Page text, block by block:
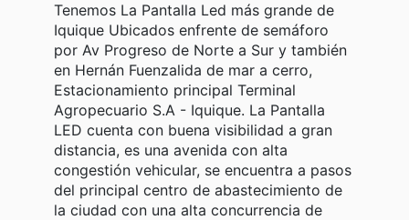
Tenemos La Pantalla Led más grande de
Iquique Ubicados enfrente de semáforo
por Av Progreso de Norte a Sur y también
en Hernán Fuenzalida de mar a cerro,
Estacionamiento principal Terminal
Agropecuario S.A - Iquique. La Pantalla
LED cuenta con buena visibilidad a gran
distancia, es una avenida con alta
congestión vehicular, se encuentra a pasos
del principal centro de abastecimiento de
la ciudad con una alta concurrencia de